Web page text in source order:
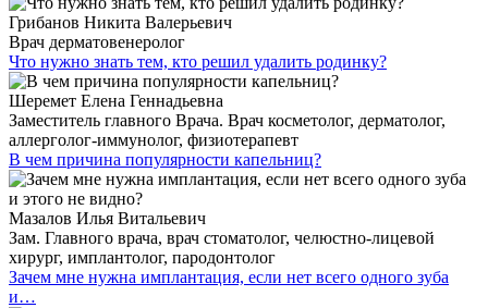
Грибанов Никита Валерьевич
Врач дерматовенеролог
Что нужно знать тем, кто решил удалить родинку?
Шеремет Елена Геннадьевна
Заместитель главного Врача. Врач косметолог, дерматолог,
аллерголог-иммунолог, физиотерапевт
В чем причина популярности капельниц?
Мазалов Илья Витальевич
Зам. Главного врача, врач стоматолог, челюстно-лицевой
хирург, имплантолог, пародонтолог
Зачем мне нужна имплантация, если нет всего одного зуба
и…